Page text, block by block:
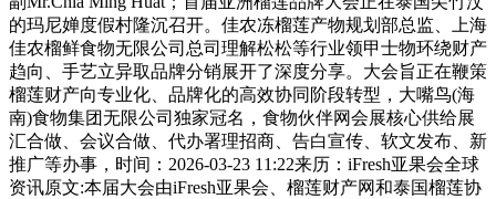
的玛尼婵度假村隆沉召开。佳农冻榴莲产物规划部总监、上海
佳农榴鲜食物无限公司总司理解松松等行业领甲士物环绕财产
趋向、手艺立异取品牌分销展开了深度分享。大会旨正在鞭策
榴莲财产向专业化、品牌化的高效协同阶段转型，大嘴鸟(海
南)食物集团无限公司独家冠名，食物伙伴网会展核心供给展
汇合做、会议合做、代办署理招商、告白宣传、软文发布、新
推广等办事，时间：2026-03-23 11:22来历：iFresh亚果会全球
资讯原文:本届大会由iFresh亚果会、榴莲财产网和泰国榴莲协